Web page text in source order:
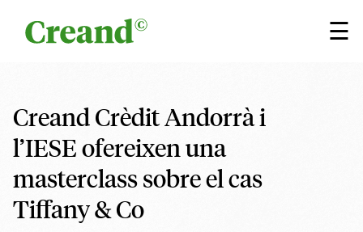
☰
×
Creand Crèdit Andorrà i
l’IESE ofereixen una
masterclass sobre el cas
Tiffany & Co